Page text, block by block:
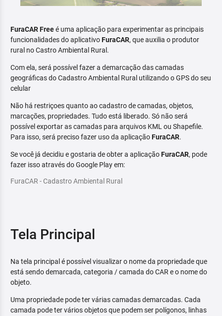
FuraCAR Freeé uma aplicação para experimentar as principais
funcionalidades do aplicativoFuraCAR, que auxilia o produtor
rural no Castro Ambiental Rural.
Com ela, será possível fazer a demarcação das camadas
geográficas do Cadastro Ambiental Rural utilizando o GPS do seu
celular
Não há restriçoes quanto ao cadastro de camadas, objetos,
marcações, propriedades. Tudo está liberado. Só não será
possível exportar as camadas para arquivos KML ou Shapefile.
Para isso, será preciso fazer uso da aplicaçãoFuraCAR.
Se você já decidiu e gostaria de obter a aplicaçãoFuraCAR, pode
fazer isso através do Google Play em:
FuraCAR - Cadastro Ambiental Rural
Tela Principal
Na tela principal é possível visualizar o nome da propriedade que
está sendo demarcada, categoria / camada do CAR e o nome do
objeto.
Uma propriedade pode ter várias camadas demarcadas. Cada
camada pode ter vários objetos que podem ser polígonos, linhas